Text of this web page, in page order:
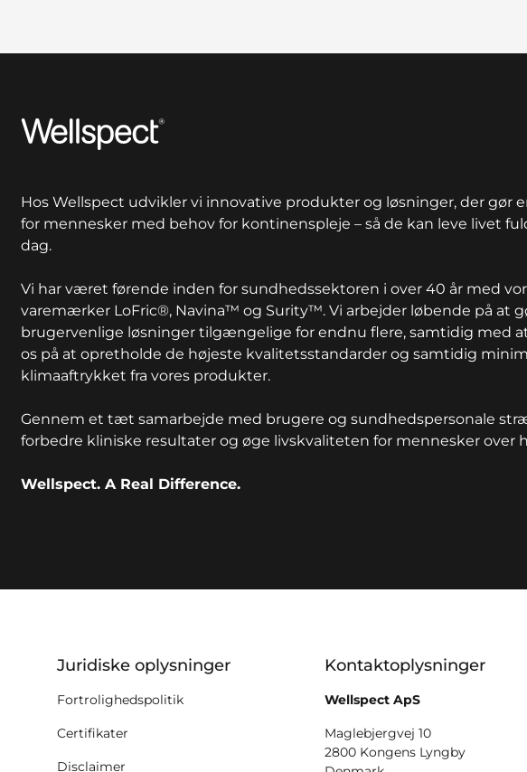
Wellspect
Hos Wellspect udvikler vi innovative produkter og løsninger, der gør
for mennesker med behov for kontinenspleje – så de kan leve livet
dag.
Vi har været førende inden for sundhedssektoren i over 40 år med
varemærker LoFric®, Navina™ og Surity™. Vi arbejder løbende på at
brugervenlige løsninger tilgængelige for endnu flere, samtidig med
os på at opretholde de højeste kvalitetsstandarder og samtidig
klimaaftrykket fra vores produkter.
Gennem et tæt samarbejde med brugere og sundhedspersonale
forbedre kliniske resultater og øge livskvaliteten for mennesker over
Wellspect. A Real Difference.
Juridiske oplysninger
Fortrolighedspolitik
Certifikater
Disclaimer
Kontaktoplysninger
Wellspect ApS
Maglebjergvej 10
2800 Kongens Lyngby